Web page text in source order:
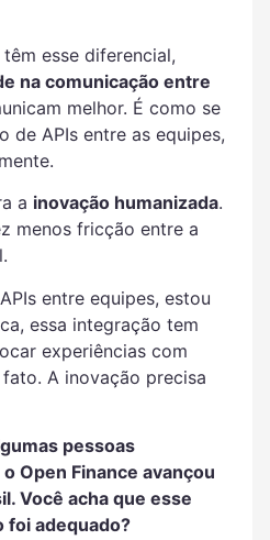
esse diferencial,
na comunicação entre
melhor. É como se
de APIs entre as equipes,
a inovação humanizada.
menos fricção entre a
entre equipes, estou
essa integração tem
experiências com
A inovação precisa
pessoas
Open Finance avançou
Você acha que esse
foi adequado?